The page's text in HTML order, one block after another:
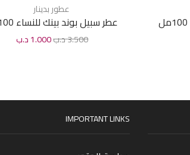
عطور بدينار
عطر سبيل بوند بينك للنساء 100مل
3.500د.ب1.000د.ب
IMPORTANT LINKS